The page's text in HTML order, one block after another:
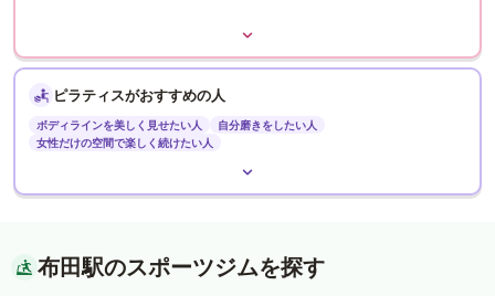
ピラティスがおすすめの人
ボディラインを美しく見せたい人
自分磨きをしたい人
女性だけの空間で楽しく続けたい人
布田駅のスポーツジムを探す